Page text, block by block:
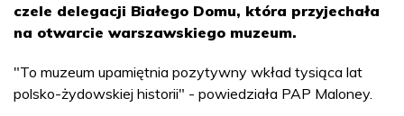
czele delegacji Białego Domu, która przyjechała
na otwarcie warszawskiego muzeum.
"To muzeum upamiętnia pozytywny wkład tysiąca lat
polsko-żydowskiej historii" - powiedziała PAP Maloney.